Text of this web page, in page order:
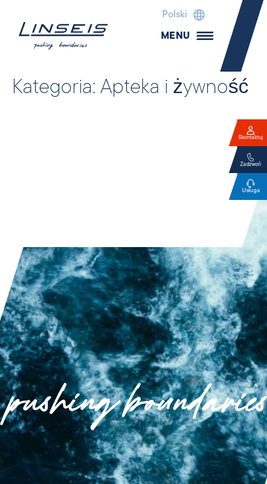
Polski
MENU
Kategoria: Apteka i żywność
Skontaktuj
Zadzwoń
Usługa